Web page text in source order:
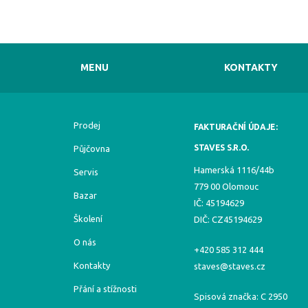
MENU KONTAKTY
Prodej
Půjčovna
Servis
Bazar
Školení
O nás
Kontakty
Přání a stížnosti
FAKTURAČNÍ ÚDAJE:
STAVES S.R.O.
Hamerská 1116/44b
779 00 Olomouc
IČ: 45194629
DIČ: CZ45194629
+420 585 312 444
staves@staves.cz
Spisová značka: C 2950